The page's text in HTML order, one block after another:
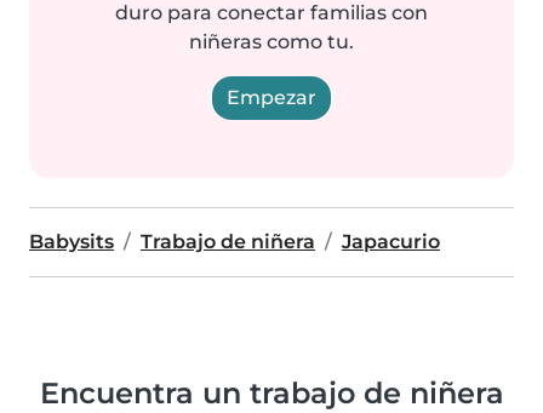
duro para conectar familias con
niñeras como tu.
Empezar
Babysits Trabajo de niñera Japacurio
Encuentra un trabajo de niñera